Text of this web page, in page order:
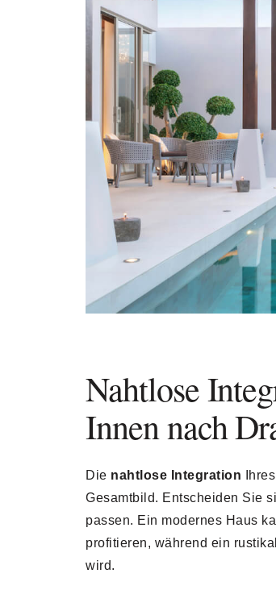
Nahtlose
Innen nach
Die nahtlose Integration
Gesamtbild. Entscheiden Sie
passen. Ein modernes Haus
profitieren, während ein
wird.